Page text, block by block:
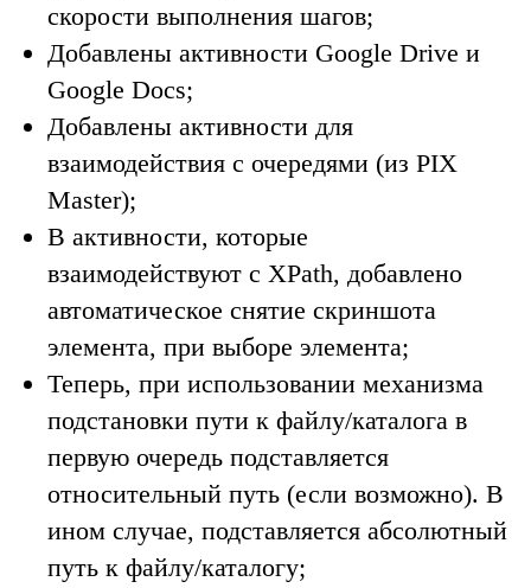
скорости выполнения шагов;
Добавлены активности Google Drive и
Google Docs;
Добавлены активности для
взаимодействия с очередями (из PIX
Master);
В активности, которые
взаимодействуют с XPath, добавлено
автоматическое снятие скриншота
элемента, при выборе элемента;
Теперь, при использовании механизма
подстановки пути к файлу/каталога в
первую очередь подставляется
относительный путь (если возможно). В
ином случае, подставляется абсолютный
путь к файлу/каталогу;